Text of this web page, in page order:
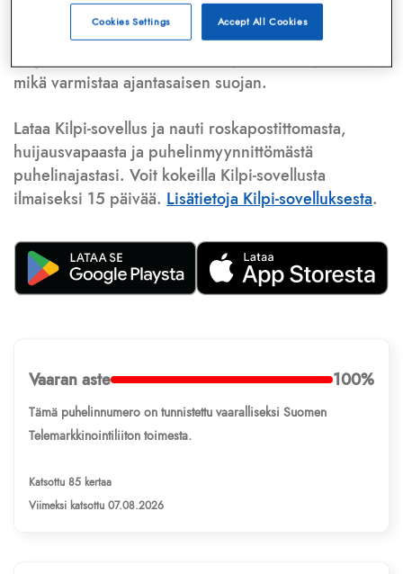
Lisäksi tunnistamme automaattisesti, jos kyseessä on
puhelinhuijarin numero, sähköpostiosoitetai
huijausviesti. Tietokantaamme päivitetään jatkuvasti,
mikä varmistaa ajantasaisen suojan.
Lataa Kilpi-sovellus ja nauti roskapostittomasta,
huijausvapaasta ja puhelinmyynnittömästä
puhelinajastasi. Voit kokeilla Kilpi-sovellusta
ilmaiseksi 15 päivää. Lisätietoja Kilpi-sovelluksesta.
Vaaran aste 100%
Tämä puhelinnumero on tunnistettu vaaralliseksi Suomen
Telemarkkinointiliiton toimesta.
Katsottu 85 kertaa
Viimeksi katsottu 07.08.2026
Accept All Cookies
Cookies Settings